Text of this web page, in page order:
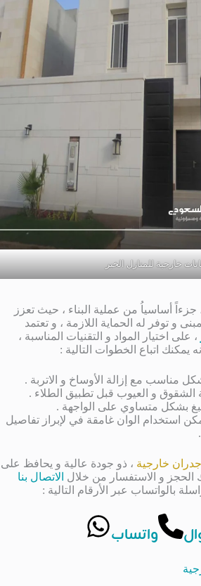
خارجية للمنازل الخبر
جزءاً أساسياُ من عملية البناء ، حيث تعزز
و توفر له الحماية اللازمة ، و تعتمد
، على اختيار المواد و التقنيات المناسبة ،
يمكنك اتباع الخطوات التالية :
مناسب مع إزالة الأوساخ و الاتربة .
و العيوب قبل تطبيق الطلاء .
بشكل متساوي على الواجهة .
استخدام الوان غامقة في لإبراز تفاصيل
خارجية ، ذو جودة عالية و يحافظ على
الحجز و الاستفسار من خلال الاتصال بنا
بالواتساب عبر الأرقام التالية :
واتساب